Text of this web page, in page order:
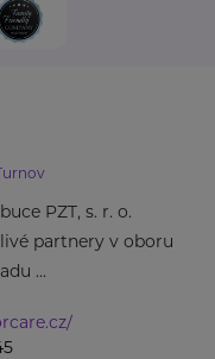
PZT, s. r. o.
partnery v oboru
...